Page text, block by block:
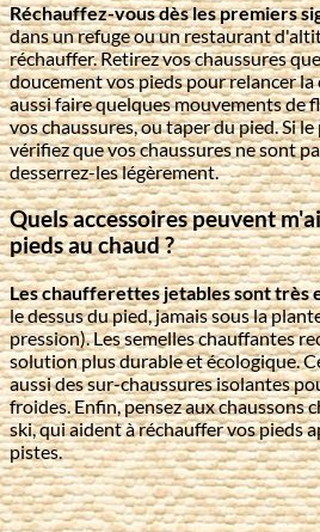
Réchauffez-vous dès les premiers
dans un refuge ou un restaurant
réchauffer. Retirez vos chaussures
doucement vos pieds pour relancer
aussi faire quelques mouvements de
vos chaussures, ou taper du pied. Si
vérifiez que vos chaussures ne sont
desserrez-les légèrement.
Quels accessoires peuvent
pieds au chaud ?
Les chaufferettes jetables sont très
le dessus du pied, jamais sous la
pression). Les semelles chauffantes
solution plus durable et écologique.
aussi des sur-chaussures isolantes
froides. Enfin, pensez aux chaussons
ski, qui aident à réchauffer vos pieds
pistes.